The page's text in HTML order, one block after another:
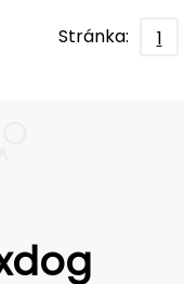
Stránka: 1